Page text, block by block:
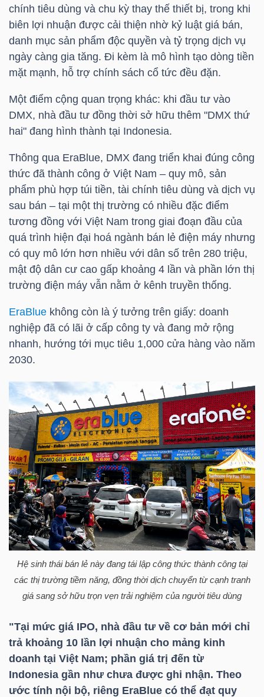
chính tiêu dùng và chu kỳ thay thế thiết bị, trong khi
biên lợi nhuận được cải thiện nhờ kỷ luật giá bán,
danh mục sản phẩm độc quyền và tỷ trọng dịch vụ
ngày càng gia tăng. Đi kèm là mô hình tạo dòng tiền
mặt mạnh, hỗ trợ chính sách cổ tức đều đặn.
Một điểm cộng quan trọng khác: khi đầu tư vào
DMX, nhà đầu tư đồng thời sở hữu thêm "DMX thứ
hai" đang hình thành tại Indonesia.
Thông qua EraBlue, DMX đang triển khai đúng công
thức đã thành công ở Việt Nam – quy mô, sản
phẩm phù hợp túi tiền, tài chính tiêu dùng và dịch vụ
sau bán – tại một thị trường có nhiều đặc điểm
tương đồng với Việt Nam trong giai đoạn đầu của
quá trình hiện đại hoá ngành bán lẻ điện máy nhưng
có quy mô lớn hơn nhiều với dân số trên 280 triệu,
mật độ dân cư cao gấp khoảng 4 lần và phần lớn thị
trường điện máy vẫn nằm ở kênh truyền thống.
EraBlue không còn là ý tưởng trên giấy: doanh
nghiệp đã có lãi ở cấp công ty và đang mở rộng
nhanh, hướng tới mục tiêu 1,000 cửa hàng vào năm
2030.
Hệ sinh thái bán lẻ này đang tái lập công thức thành công tại
các thị trường tiềm năng, đồng thời dịch chuyển từ cạnh tranh
giá sang sở hữu trọn vẹn trải nghiệm của người tiêu dùng
"Tại mức giá IPO, nhà đầu tư về cơ bản mới chỉ
trả khoảng 10 lần lợi nhuận cho mảng kinh
doanh tại Việt Nam; phần giá trị đến từ
Indonesia gần như chưa được ghi nhận. Theo
ước tính nội bộ, riêng EraBlue có thể đạt quy
CÔNG
CỤ
ĐẦU
TƯ
TRUY
DỮ
LIỆU
Ngành
(-)
VS-
SECTOR
NGUYÊN
VẬT
LIỆU
CÔNG
NGHIỆP
KHÔNG
THIẾT